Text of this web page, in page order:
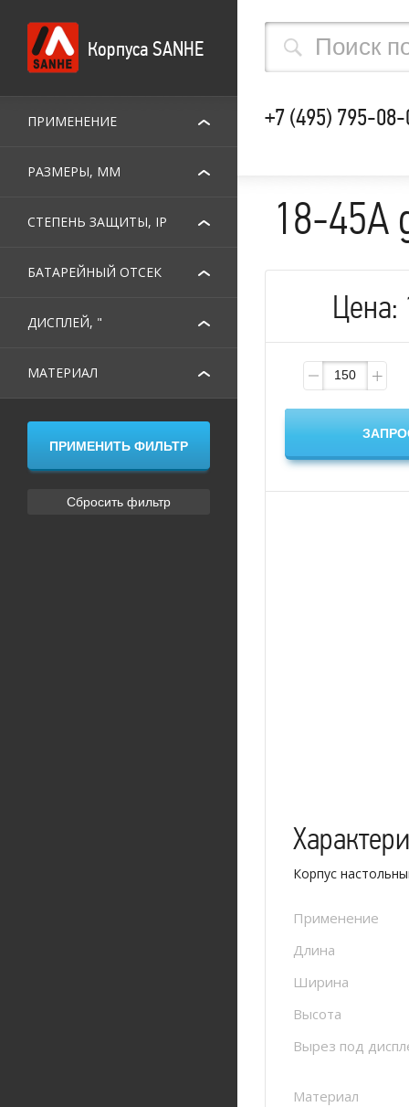
+7 (495) 795-
Корпуса SANHE
ПРИМЕНЕНИЕ
РАЗМЕРЫ, ММ
СТЕПЕНЬ ЗАЩИТЫ, IP
БАТАРЕЙНЫЙ ОТСЕК
ДИСПЛЕЙ, "
МАТЕРИАЛ
18-45A
Цена:
Корпус
Применение
Длина
Ширина
Высота
Вырез под
Материал